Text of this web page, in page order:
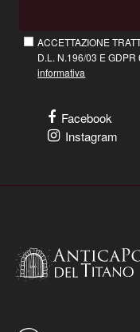
ACCETTAZIONE
D.L. N.196/03 E
informativa
Facebook
Instagram